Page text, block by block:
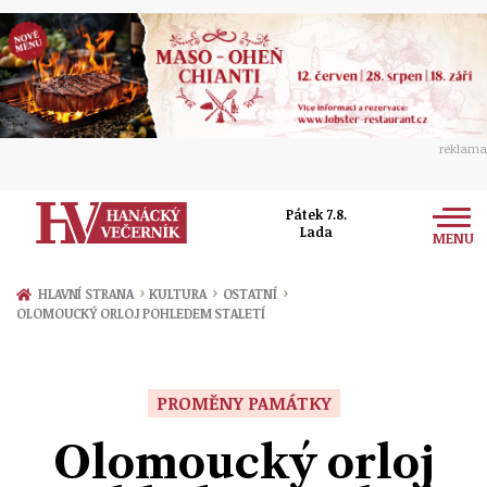
reklama
Pátek 7.8.
Lada
MENU
Zprávy
Přerov
Ekonomika
Ženy
Sport
HLAVNÍ STRANA › KULTURA › OSTATNÍ ›
OLOMOUCKÝ ORLOJ POHLEDEM STALETÍ
PROMĚNY PAMÁTKY
Olomoucký orloj